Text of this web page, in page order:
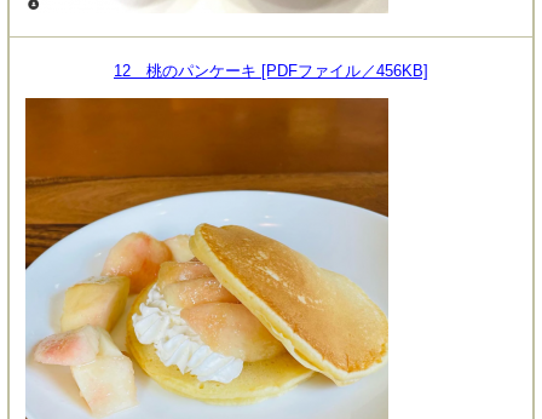
12 桃のパンケーキ [PDFファイル／456KB]